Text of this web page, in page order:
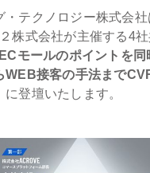
・テクノロジー株式会
株式会社が主催する4
モールのポイントを
WEB接客の手法まで
に登壇いたします。